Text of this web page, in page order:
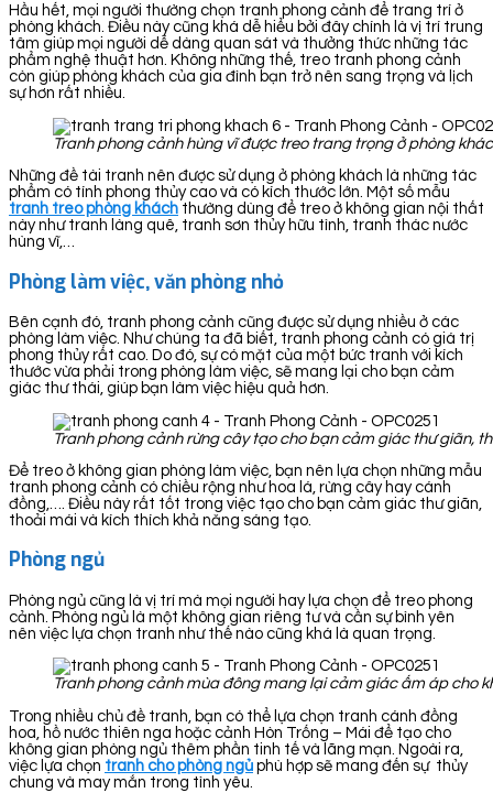
Hầu hết, mọi người thường chọn tranh phong cảnh để trang trí ở
phòng khách. Điều này cũng khá dễ hiểu bởi đây chính là vị trí trung
tâm giúp mọi người dễ dàng quan sát và thưởng thức những tác
phẩm nghệ thuật hơn. Không những thế, treo tranh phong cảnh
còn giúp phòng khách của gia đình bạn trở nên sang trọng và lịch
sự hơn rất nhiều.
Tranh phong cảnh hùng vĩ được treo trang trọng ở phòng
Những đề tài tranh nên được sử dụng ở phòng khách là những tác
phẩm có tính phong thủy cao và có kích thước lớn. Một số mẫu
tranh treo phòng khách thường dùng để treo ở không gian nội thất
này như tranh làng quê, tranh sơn thủy hữu tình, tranh thác nước
hùng vĩ,…
Phòng làm việc, văn phòng nhỏ
Bên cạnh đó, tranh phong cảnh cũng được sử dụng nhiều ở các
phòng làm việc. Như chúng ta đã biết, tranh phong cảnh có giá trị
phong thủy rất cao. Do đó, sự có mặt của một bức tranh với kích
thước vừa phải trong phòng làm việc, sẽ mang lại cho bạn cảm
giác thư thái, giúp bạn làm việc hiệu quả hơn.
Tranh phong cảnh rừng cây tạo cho bạn cảm giác thư giãn,
Để treo ở không gian phòng làm việc, bạn nên lựa chọn những mẫu
tranh phong cảnh có chiều rộng như hoa lá, rừng cây hay cánh
đồng,…. Điều này rất tốt trong việc tạo cho bạn cảm giác thư giãn,
thoải mái và kích thích khả năng sáng tạo.
Phòng ngủ
Phòng ngủ cũng là vị trí mà mọi người hay lựa chọn để treo phong
cảnh. Phòng ngủ là một không gian riêng tư và cần sự bình yên
nên việc lựa chọn tranh như thế nào cũng khá là quan trọng.
Tranh phong cảnh mùa đông mang lại cảm giác ấm áp cho
Trong nhiều chủ đề tranh, bạn có thể lựa chọn tranh cánh đồng
hoa, hồ nước thiên nga hoặc cảnh Hòn Trống – Mái để tạo cho
không gian phòng ngủ thêm phần tinh tế và lãng mạn. Ngoài ra,
việc lựa chọn tranh cho phòng ngủ phù hợp sẽ mang đến sự thủy
chung và may mắn trong tình yêu.